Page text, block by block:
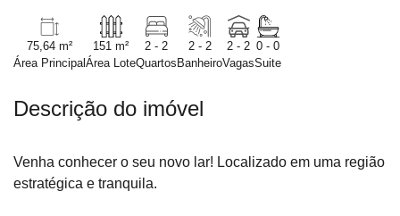
75,64 m²
Área Principal
151 m²
Área Lote
2 - 2
Quartos
2 - 2
Banheiro
2 - 2
Vagas
0 - 0
Suite
Descrição do imóvel
Venha conhecer o seu novo lar! Localizado em uma região
estratégica e tranquila.